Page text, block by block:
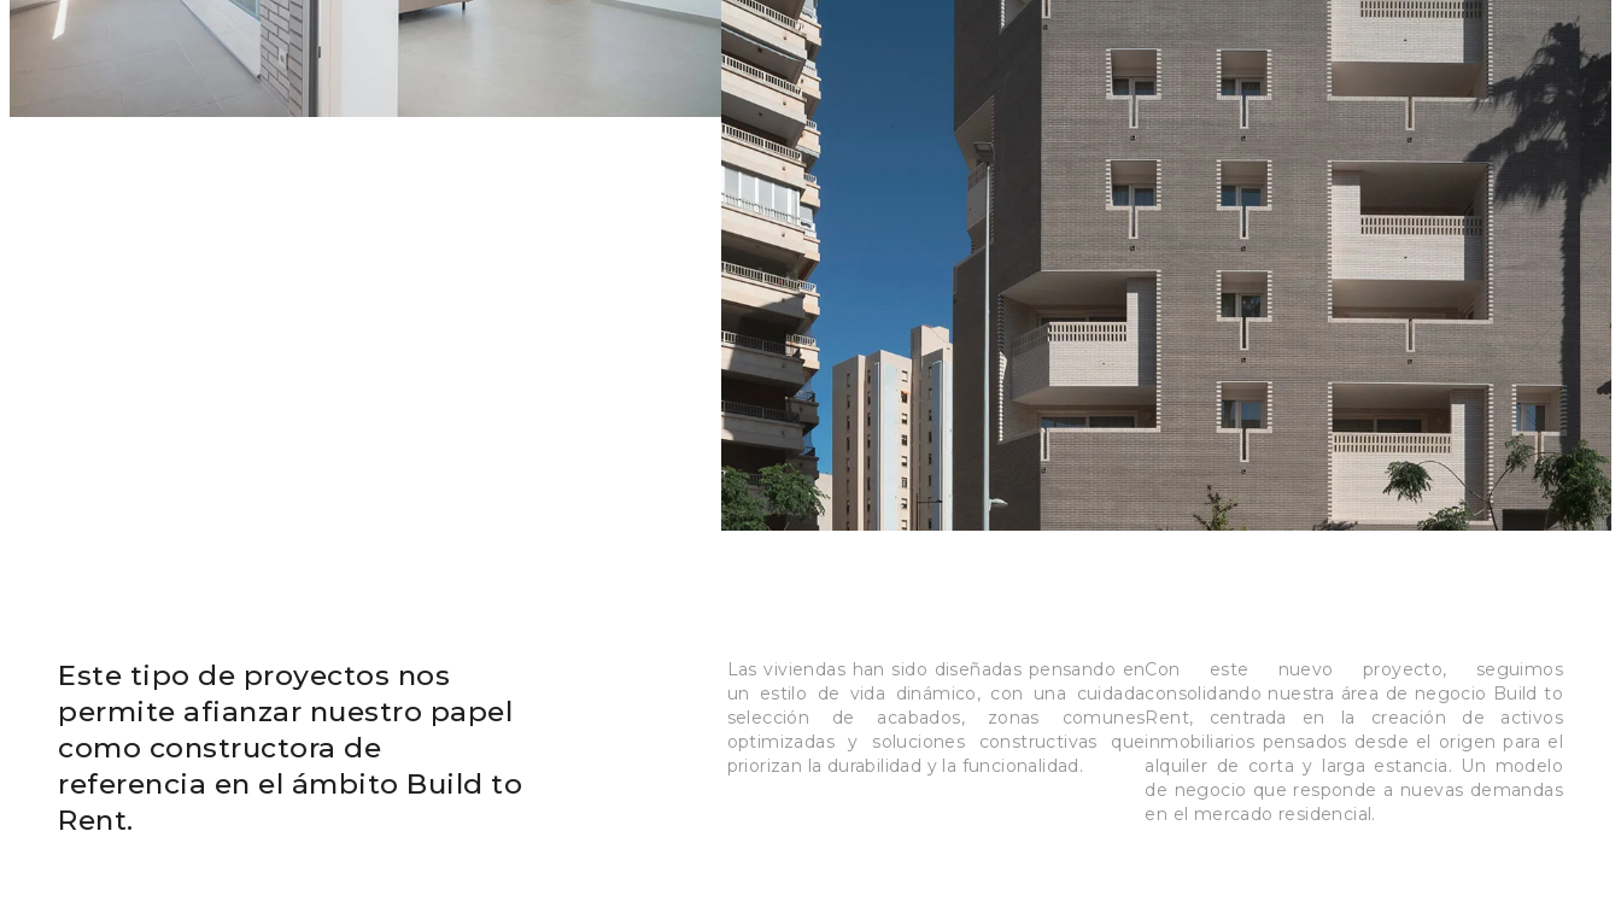
Este tipo de proyectos nos
permite afianzar nuestro papel
como constructora de
referencia en el ámbito Build to
Rent.
Las viviendas han sido diseñadas pensando en
un estilo de vida dinámico, con una cuidada
selección de acabados, zonas comunes
optimizadas y soluciones constructivas que
priorizan la durabilidad y la funcionalidad.
Con este nuevo proyecto, seguimos
consolidando nuestra área de negocio Build to
Rent, centrada en la creación de activos
inmobiliarios pensados desde el origen para el
alquiler de corta y larga estancia. Un modelo
de negocio que responde a nuevas demandas
en el mercado residencial.